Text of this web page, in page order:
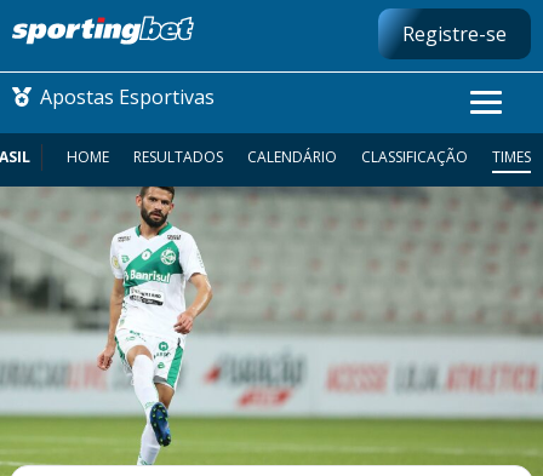
Registre-se
Apostas Esportivas
CONMEBOL LIBERTADORES
FUTEBOL NACIONAL
FUTEBOL INTERNACIONAL
COMO APOSTAR
MAIS ESPORTES
HOME RESULTADOS CALENDÁRIO CLASSIFICAÇÃO TIMES